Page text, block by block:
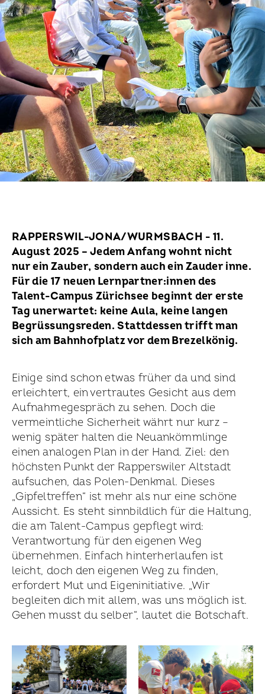
RAPPERSWIL-JONA/WURMSBACH - 11.
August 2025 – Jedem Anfang wohnt nicht
nur ein Zauber, sondern auch ein Zauder inne.
Für die 17 neuen Lernpartner:innen des
Talent-Campus Zürichsee beginnt der erste
Tag unerwartet: keine Aula, keine langen
Begrüssungsreden. Stattdessen trifft man
sich am Bahnhofplatz vor dem Brezelkönig.
Einige sind schon etwas früher da und sind
erleichtert, ein vertrautes Gesicht aus dem
Aufnahmegespräch zu sehen. Doch die
vermeintliche Sicherheit währt nur kurz –
wenig später halten die Neuankömmlinge
einen analogen Plan in der Hand. Ziel: den
höchsten Punkt der Rapperswiler Altstadt
aufsuchen, das Polen-Denkmal. Dieses
„Gipfeltreffen“ ist mehr als nur eine schöne
Aussicht. Es steht sinnbildlich für die Haltung,
die am Talent-Campus gepflegt wird:
Verantwortung für den eigenen Weg
übernehmen. Einfach hinterherlaufen ist
leicht, doch den eigenen Weg zu finden,
erfordert Mut und Eigeninitiative. „Wir
begleiten dich mit allem, was uns möglich ist.
Gehen musst du selber“, lautet die Botschaft.